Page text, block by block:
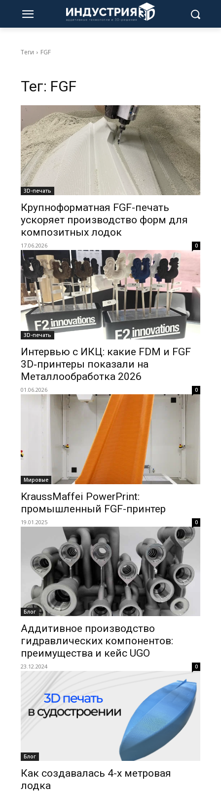
Теги FGF
Тег: FGF
3D-печать
Крупноформатная FGF-печать
ускоряет производство форм для
композитных лодок
17.06.2026 0
3D-печать
Интервью с ИКЦ: какие FDM и FGF
3D‑принтеры показали на
Металлообработка 2026
01.06.2026 0
Мировые
KraussMaffei PowerPrint:
промышленный FGF-принтер
19.01.2025 0
Блог
Аддитивное производство
гидравлических компонентов:
преимущества и кейс UGO
23.12.2024 0
Блог
Как создавалась 4-х метровая
лодка